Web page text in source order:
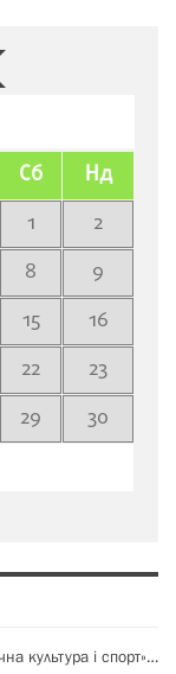
Сб Нд
1
2
8
9
15
16
22
23
29
30
культура і спорт»…